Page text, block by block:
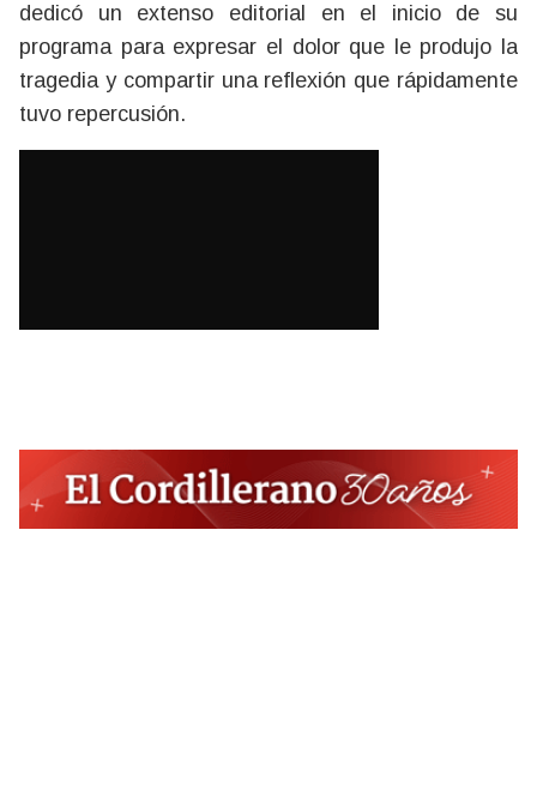
dedicó un extenso editorial en el inicio de su
programa para expresar el dolor que le produjo la
tragedia y compartir una reflexión que rápidamente
tuvo repercusión.